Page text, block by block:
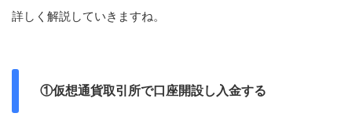
詳しく解説していきますね。
①仮想通貨取引所で口座開設し入金する